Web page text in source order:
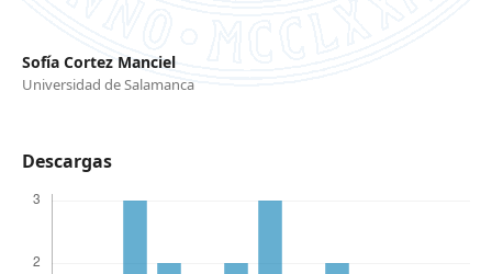
Sofía Cortez Manciel
Universidad de Salamanca
Descargas